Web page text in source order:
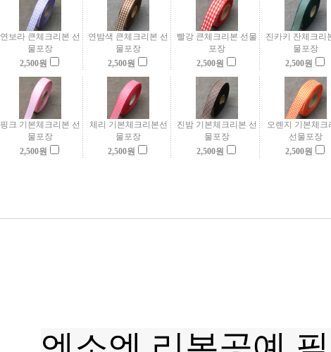
연보라 큰체크리본 선
물포장
연밤색 큰체크리본 선
물포장
빨강 큰체크리본 선물
포장
진카키 잔체크리
물포장
2,500원 2,500원 2,500원 2,500원
핑크 기본체크리본 선
물포장
체리 기본체크리본선
물포장
진밤 기본체크리본 선
물포장
오렌지 기본체크
선물포장
2,500원 2,500원 2,500원 2,500원